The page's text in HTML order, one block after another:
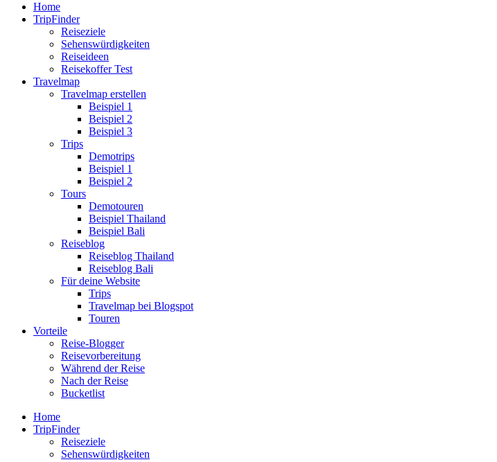
Home
TripFinder
Reiseziele
Sehenswürdigkeiten
Reiseideen
Reisekoffer Test
Travelmap
Travelmap erstellen
Beispiel 1
Beispiel 2
Beispiel 3
Trips
Demotrips
Beispiel 1
Beispiel 2
Tours
Demotouren
Beispiel Thailand
Beispiel Bali
Reiseblog
Reiseblog Thailand
Reiseblog Bali
Für deine Website
Trips
Travelmap bei Blogspot
Touren
Vorteile
Reise-Blogger
Reisevorbereitung
Während der Reise
Nach der Reise
Bucketlist
Home
TripFinder
Reiseziele
Sehenswürdigkeiten